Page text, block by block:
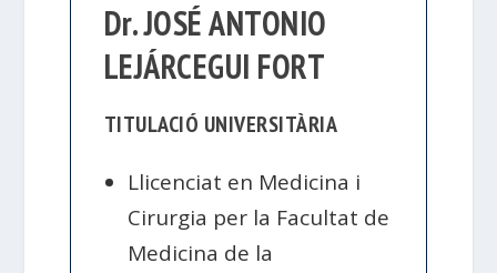
Dr. JOSÉ ANTONIO
LEJÁRCEGUI FORT
TITULACIÓ UNIVERSITÀRIA
Llicenciat en Medicina i
Cirurgia per la Facultat de
Medicina de la